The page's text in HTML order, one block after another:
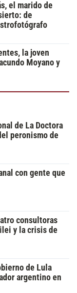
el marido de
de
la joven
Moyano y
de La Doctora
peronismo de
con gente que
consultoras
y la crisis de
de Lula
argentino en